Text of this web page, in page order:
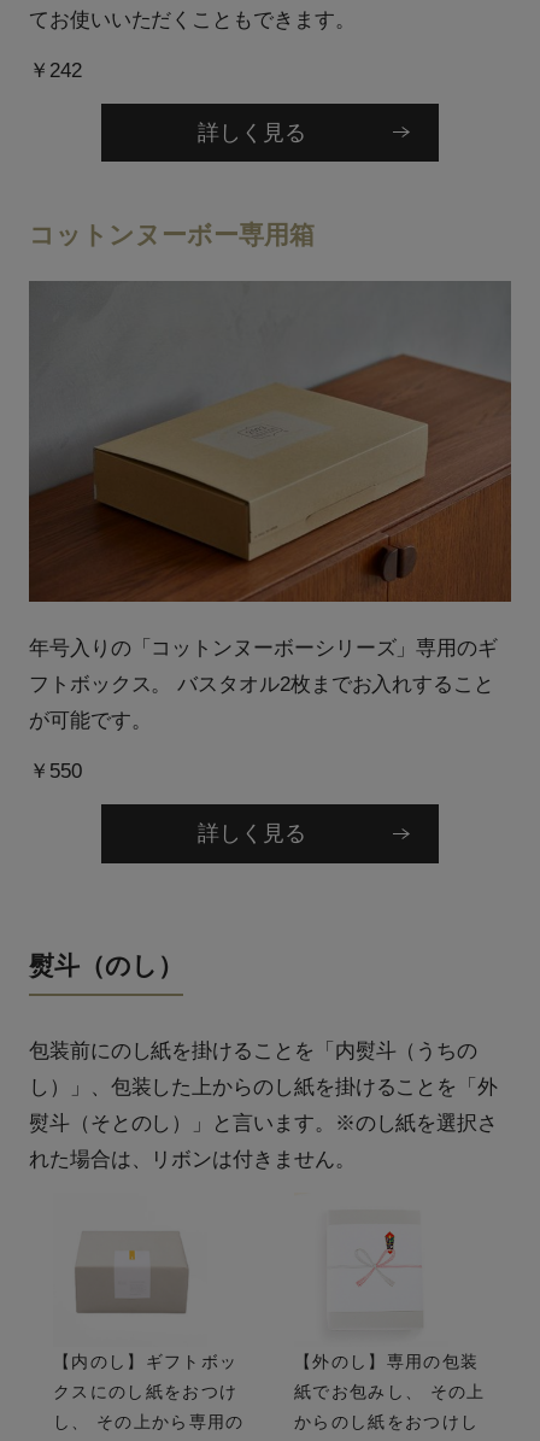
てお使いいただくこともできます。
￥242
詳しく見る
コットンヌーボー専用箱
年号入りの「コットンヌーボーシリーズ」専用のギ
フトボックス。 バスタオル2枚までお入れすること
が可能です。
￥550
詳しく見る
熨斗（のし）
包装前にのし紙を掛けることを「内熨斗（うちの
し）」、包装した上からのし紙を掛けることを「外
熨斗（そとのし）」と言います。※のし紙を選択さ
れた場合は、リボンは付きません。
【内のし】ギフトボッ
クスにのし紙をおつけ
し、 その上から専用の
【外のし】専用の包装
紙でお包みし、 その上
からのし紙をおつけし